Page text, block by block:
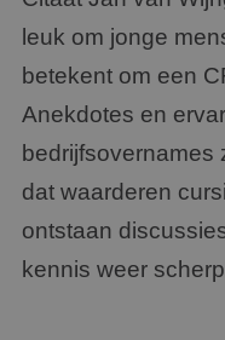
leuk om jonge
betekent om een
Anekdotes en
bedrijfsovernames
dat waarderen
ontstaan
kennis weer